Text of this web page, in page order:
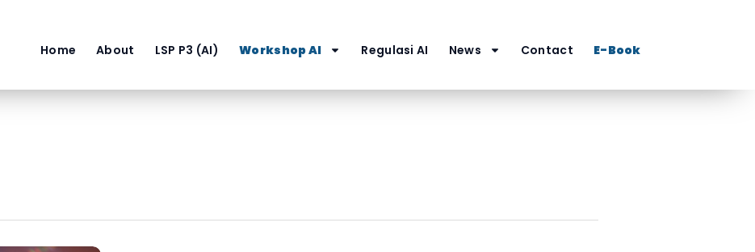
Home About LSP P3 (AI) Workshop AI Regulasi AI News Contact E-Book